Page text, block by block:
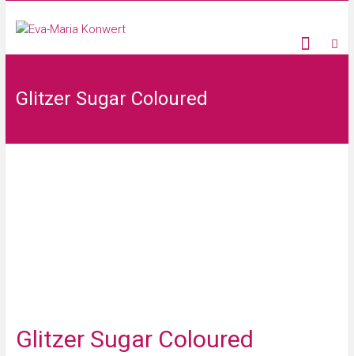
Glitzer Sugar Coloured
Glitzer Sugar Coloured